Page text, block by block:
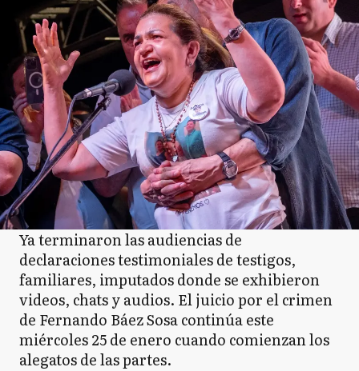
Ya terminaron las audiencias de
declaraciones testimoniales de testigos,
familiares, imputados donde se exhibieron
videos, chats y audios. El juicio por el crimen
de Fernando Báez Sosa continúa este
miércoles 25 de enero cuando comienzan los
alegatos de las partes.